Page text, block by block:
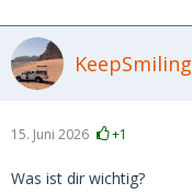
KeepSmiling
15. Juni 2026 +1
Was ist dir wichtig?